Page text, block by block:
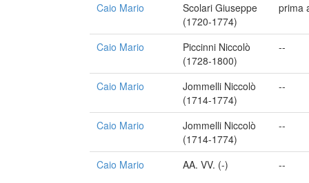
Caio Mario
Scolari Giuseppe
(1720-1774)
prima
Caio Mario
Piccinni Niccolò
(1728-1800)
--
Caio Mario
Jommelli Niccolò
(1714-1774)
--
Caio Mario
Jommelli Niccolò
(1714-1774)
--
Caio Mario AA. VV. (-) --